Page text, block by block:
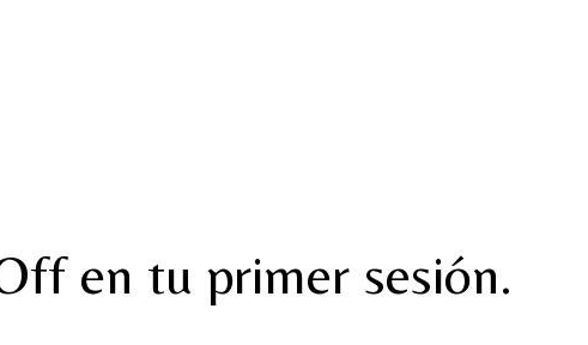
en tu primer sesión.